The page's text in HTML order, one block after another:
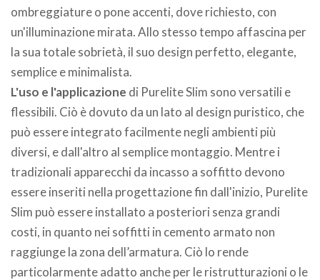
ombreggiature o pone accenti, dove richiesto, con
un'illuminazione mirata. Allo stesso tempo affascina per
la sua totale sobrietà, il suo design perfetto, elegante,
semplice e minimalista.
L'uso e l'applicazione di Purelite Slim sono versatili e
flessibili. Ciò è dovuto da un lato al design puristico, che
può essere integrato facilmente negli ambienti più
diversi, e dall'altro al semplice montaggio. Mentre i
tradizionali apparecchi da incasso a soffitto devono
essere inseriti nella progettazione fin dall'inizio, Purelite
Slim può essere installato a posteriori senza grandi
costi, in quanto nei soffitti in cemento armato non
raggiunge la zona dell’armatura. Ciò lo rende
particolarmente adatto anche per le ristrutturazioni o le